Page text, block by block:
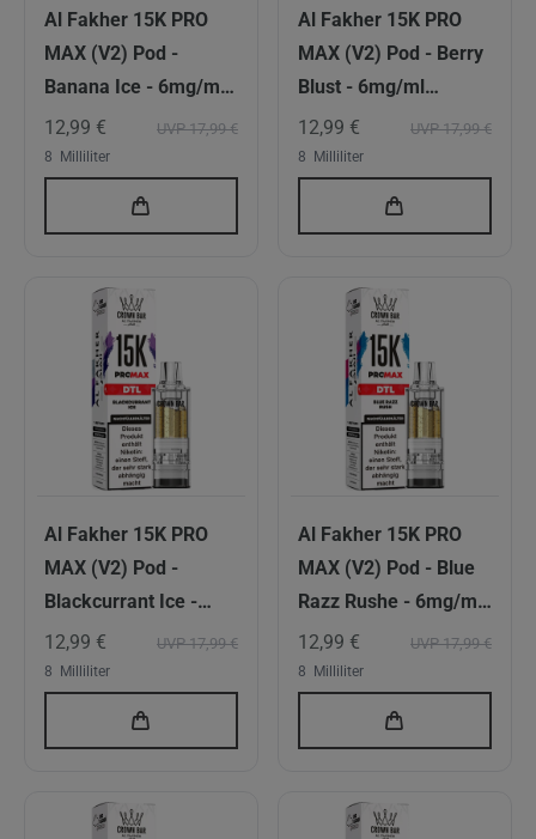
Al Fakher 15K PRO
MAX (V2) Pod -
Banana Ice - 6mg/ml
Nikotingehalt - DTL
UVP 17,99 €
12,99 €
8 Milliliter
Al Fakher 15K PRO
MAX (V2) Pod - Berry
Blust - 6mg/ml
Nikotingehalt - DTL
UVP 17,99 €
12,99 €
8 Milliliter
Al Fakher 15K PRO
MAX (V2) Pod -
Blackcurrant Ice -
6mg/ml Nikotingehalt
- DTL
UVP 17,99 €
12,99 €
8 Milliliter
Al Fakher 15K PRO
MAX (V2) Pod - Blue
Razz Rushe - 6mg/ml
Nikotingehalt - DTL
UVP 17,99 €
12,99 €
8 Milliliter